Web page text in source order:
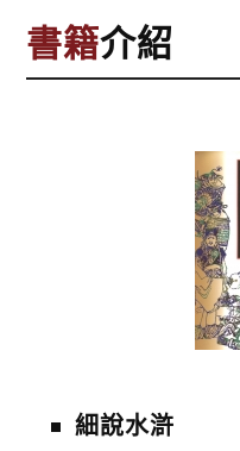
書籍介紹
細說水滸